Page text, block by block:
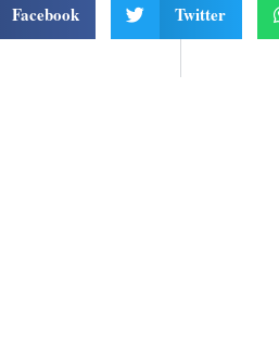
Facebook Twitter